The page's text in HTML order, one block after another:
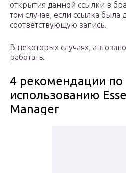
открытия данной ссылки в
том случае, если ссылка была
соответствующую запись.
В некоторых случаях,
работать.
4 рекомендации по
использованию
Manager